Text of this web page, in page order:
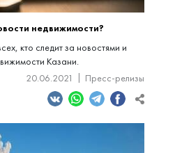
недвижимости?
кто следит за новостями и
Казани.
20.06.2021
Пресс-релизы